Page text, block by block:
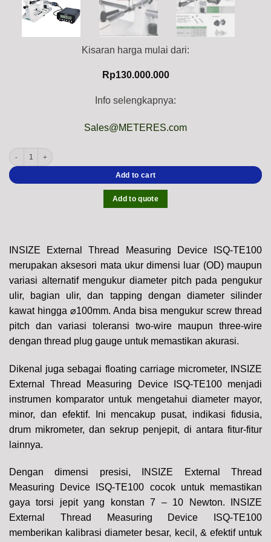
Kisaran harga mulai dari:
Rp130.000.000
Info selengkapnya:
Sales@METERES.com
INSIZE External Thread Measuring Device ISQ-TE100 (Thread Anvil Pitch,
Add to cart
Add to quote
INSIZE External Thread Measuring Device ISQ-TE100
merupakan aksesori mata ukur dimensi luar (OD) maupun
variasi alternatif mengukur diameter pitch pada pengukur
ulir, bagian ulir, dan tapping dengan diameter silinder
kawat hingga ⌀100mm. Anda bisa mengukur screw thread
pitch dan variasi toleransi two-wire maupun three-wire
dengan thread plug gauge untuk memastikan akurasi.
Dikenal juga sebagai floating carriage micrometer, INSIZE
External Thread Measuring Device ISQ-TE100 menjadi
instrumen komparator untuk mengetahui diameter mayor,
minor, dan efektif. Ini mencakup pusat, indikasi fidusia,
drum mikrometer, dan sekrup penjepit, di antara fitur-fitur
lainnya.
Dengan dimensi presisi, INSIZE External Thread
Measuring Device ISQ-TE100 cocok untuk memastikan
gaya torsi jepit yang konstan 7 – 10 Newton. INSIZE
External Thread Measuring Device ISQ-TE100
memberikan kalibrasi diameter besar, kecil, & efektif untuk